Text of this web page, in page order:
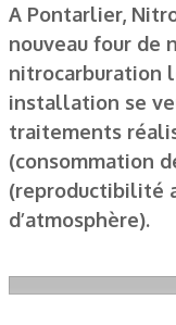
A Pontarlier,
nouveau four de
nitrocarburation
installation se
traitements
(consommation
(reproductibilité
d’atmosphère).